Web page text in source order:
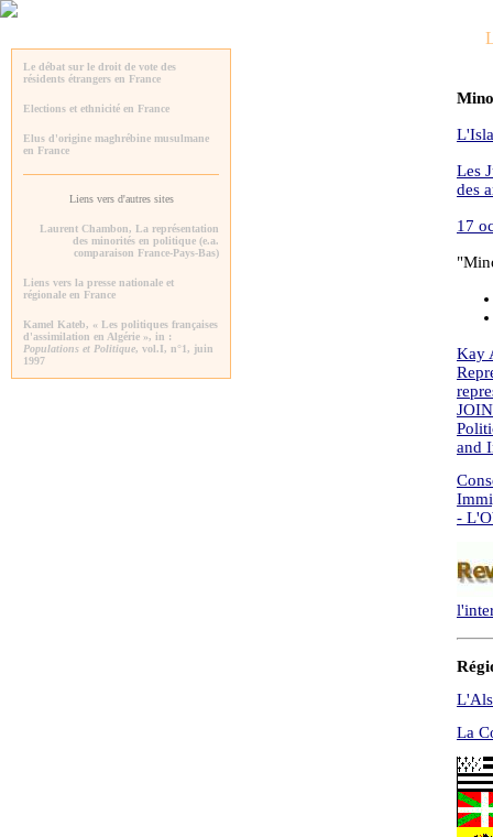
Le débat sur le droit de vote des
résidents étrangers en France
Elections et ethnicité en France
Elus d'origine maghrébine musulmane
en France
Liens vers d'autres sites
Laurent Chambon, La représentation
des minorités en politique (e.a.
comparaison France-Pays-Bas)
Liens vers la presse nationale et
régionale en France
Kamel Kateb, « Les politiques françaises
d'assimilation en Algérie », in :
Populations et Politique, vol.I, n°1, juin
1997
Les
des
17
Kay
and
-
La